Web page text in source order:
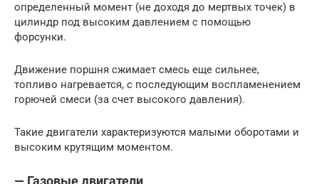
определенный момент (не доходя до мертвых точек) в
цилиндр под высоким давлением с помощью
форсунки.
Движение поршня сжимает смесь еще сильнее,
топливо нагревается, с последующим воспламенением
горючей смеси (за счет высокого давления).
Такие двигатели характеризуются малыми оборотами и
высоким крутящим моментом.
— Газовые двигатели